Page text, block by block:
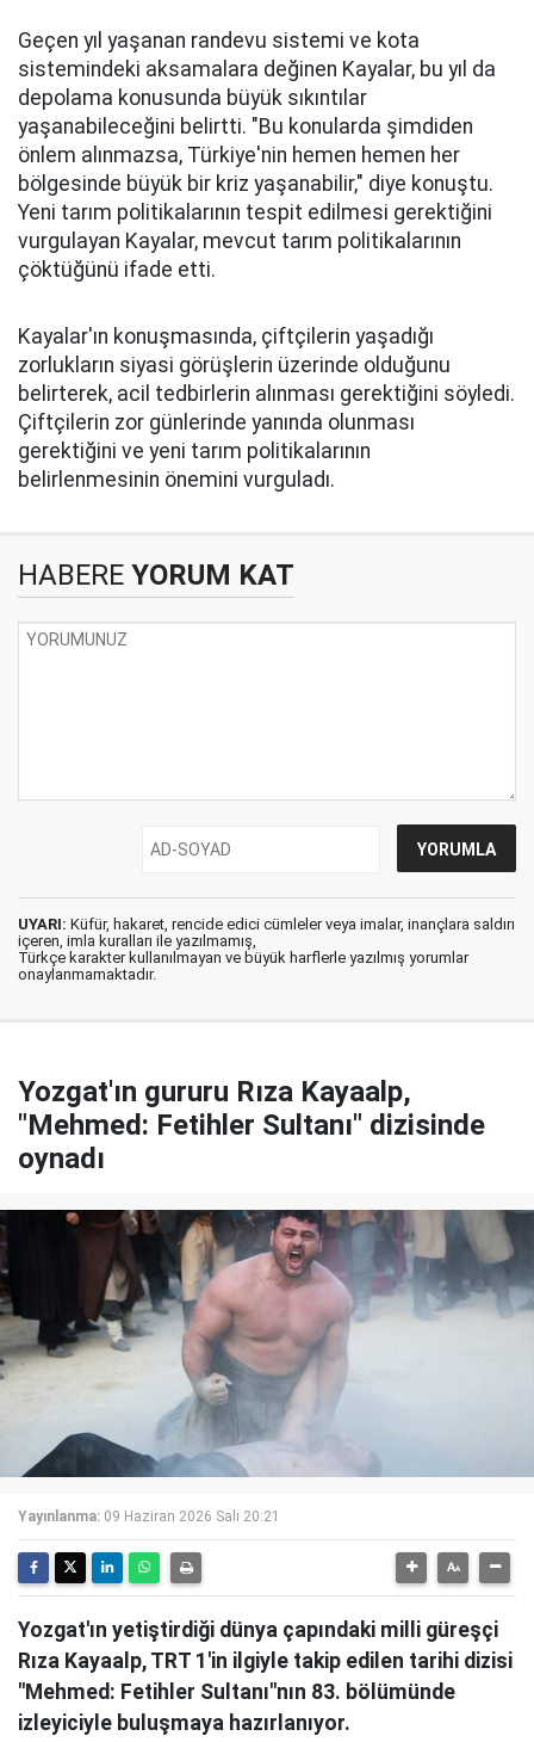
Geçen yıl yaşanan randevu sistemi ve kota
sistemindeki aksamalara değinen Kayalar, bu yıl da
depolama konusunda büyük sıkıntılar
yaşanabileceğini belirtti. "Bu konularda şimdiden
önlem alınmazsa, Türkiye'nin hemen hemen her
bölgesinde büyük bir kriz yaşanabilir," diye konuştu.
Yeni tarım politikalarının tespit edilmesi gerektiğini
vurgulayan Kayalar, mevcut tarım politikalarının
çöktüğünü ifade etti.
Kayalar'ın konuşmasında, çiftçilerin yaşadığı
zorlukların siyasi görüşlerin üzerinde olduğunu
belirterek, acil tedbirlerin alınması gerektiğini söyledi.
Çiftçilerin zor günlerinde yanında olunması
gerektiğini ve yeni tarım politikalarının
belirlenmesinin önemini vurguladı.
HABERE YORUM KAT
UYARI: Küfür, hakaret, rencide edici cümleler veya imalar, inançlara saldırı
içeren, imla kuralları ile yazılmamış,
Türkçe karakter kullanılmayan ve büyük harflerle yazılmış yorumlar
onaylanmamaktadır.
Yozgat'ın gururu Rıza Kayaalp,
"Mehmed: Fetihler Sultanı" dizisinde
oynadı
Yayınlanma: 09 Haziran 2026 Salı 20:21
Yozgat'ın yetiştirdiği dünya çapındaki milli güreşçi
Rıza Kayaalp, TRT 1'in ilgiyle takip edilen tarihi dizisi
"Mehmed: Fetihler Sultanı"nın 83. bölümünde
izleyiciyle buluşmaya hazırlanıyor.